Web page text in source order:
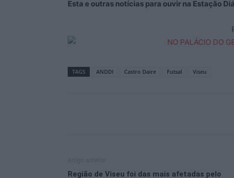
Esta e outras notícias para ouvir na Estação
TAGS ANDDI Castro Daire Futsal Viseu
Região de Viseu foi das mais afetadas pelo